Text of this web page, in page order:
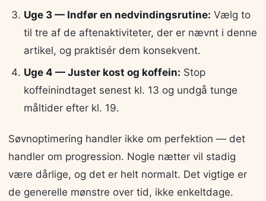
Uge 3 — Indfør en nedvindingsrutine: Vælg to
til tre af de aftenaktiviteter, der er nævnt i denne
artikel, og praktisér dem konsekvent.
Uge 4 — Juster kost og koffein: Stop
koffeinindtaget senest kl. 13 og undgå tunge
måltider efter kl. 19.
Søvnoptimering handler ikke om perfektion — det
handler om progression. Nogle nætter vil stadig
være dårlige, og det er helt normalt. Det vigtige er
de generelle mønstre over tid, ikke enkeltdage.